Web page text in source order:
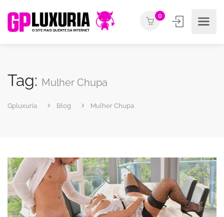
0
Tag: Mulher Chupa
Gpluxuria Blog Mulher Chupa